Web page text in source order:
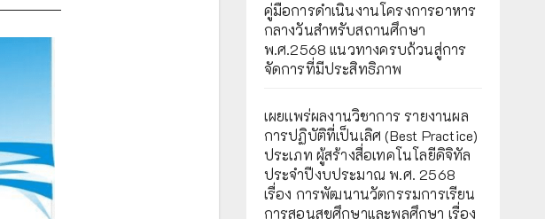
คู่มือการดำเนินงานโครงการอาหาร
กลางวันสำหรับสถานศึกษา
พ.ศ.2568 แนวทางครบถ้วนสู่การ
จัดการที่มีประสิทธิภาพ
เผยเเพร่ผลงานวิชาการ รายงานผล
การปฏิบัติที่เป็นเลิศ (Best Practice)
ประเภท ผู้สร้างสื่อเทคโนโลยีดิจิทัล
ประจำปีงบประมาณ พ.ศ. 2568
เรื่อง การพัฒนานวัตกรรมการเรียน
การสอนสุขศึกษาและพลศึกษา เรื่อง